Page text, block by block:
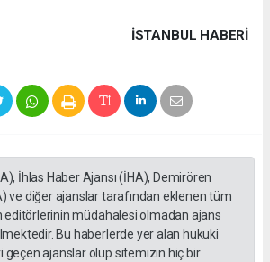
İSTANBUL HABERİ
İhlas Haber Ajansı (İHA), Demirören
ve diğer ajanslar tarafından eklenen tüm
editörlerinin müdahalesi olmadan ajans
Bu haberlerde yer alan hukuki
ajanslar olup sitemizin hiç bir